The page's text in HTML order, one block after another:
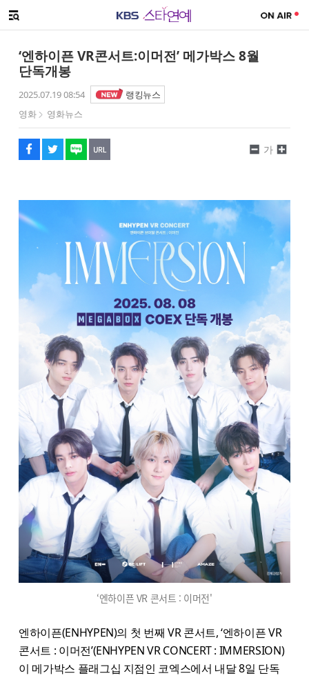
메뉴 열기
‘엔하이픈 VR콘서트:이머전’ 메가박스 8월
단독개봉
2025.07.19 08:54
랭킹뉴스
영화
영화뉴스
페이스북
트위터
네이버
URL복사
글씨 작게보기
가
글씨 크게보기
‘엔하이픈 VR 콘서트 : 이머전'
엔하이픈(ENHYPEN)의 첫 번째 VR 콘서트, ‘엔하이픈 VR
콘서트 : 이머전’(ENHYPEN VR CONCERT : IMMERSION)
이 메가박스 플래그십 지점인 코엑스에서 내달 8일 단독
해시태그